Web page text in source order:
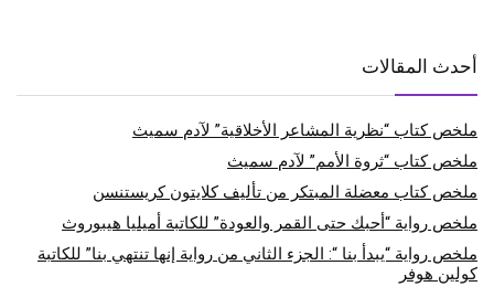
أحدث المقالات
ملخص كتاب “نظرية المشاعر الأخلاقية” لآدم سميث
ملخص كتاب “ثروة الأمم” لآدم سميث
ملخص كتاب معضلة المبتكر من تأليف كلايتون كريستنسن
ملخص رواية “أحبك حتى القمر والعودة” للكاتبة أميليا هيبوروث
ملخص رواية “يبدأ بنا “: الجزء الثاني من رواية إنها تنتهي بنا” للكاتبة
كولين هوفر